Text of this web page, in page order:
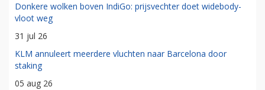
Donkere wolken boven IndiGo: prijsvechter doet widebody-
vloot weg
31 jul 26
KLM annuleert meerdere vluchten naar Barcelona door
staking
05 aug 26